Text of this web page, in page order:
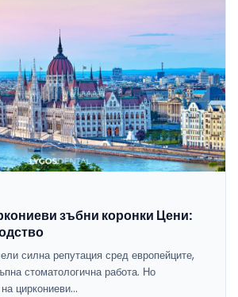
зъбни коронки Цени:
силна репутация сред европейците,
стоматологична работа. Но
циркониеви…